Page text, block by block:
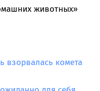
животных»
взорвалась комета